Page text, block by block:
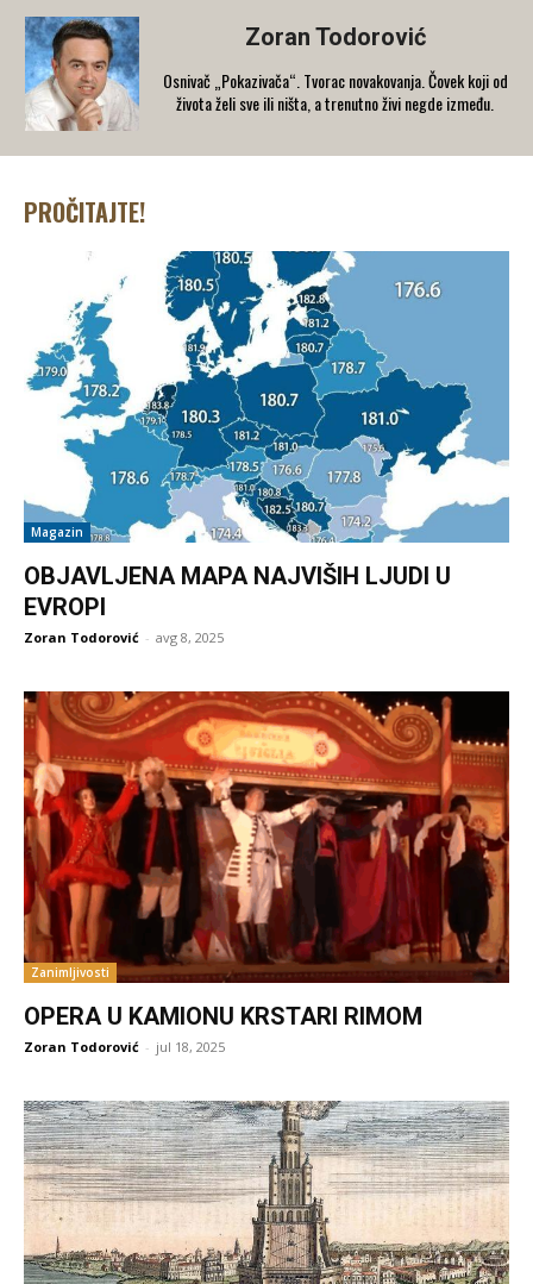
Zoran Todorović
Osnivač „Pokazivača“. Tvorac novakovanja. Čovek koji od
života želi sve ili ništa, a trenutno živi negde između.
PROČITAJTE!
Magazin
OBJAVLJENA MAPA NAJVIŠIH LJUDI U
EVROPI
Zoran Todorović - avg 8, 2025
Zanimljivosti
OPERA U KAMIONU KRSTARI RIMOM
Zoran Todorović - jul 18, 2025